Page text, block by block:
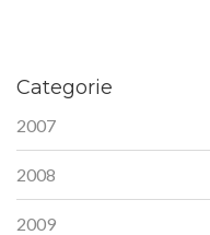
Categorie
2007
2008
2009